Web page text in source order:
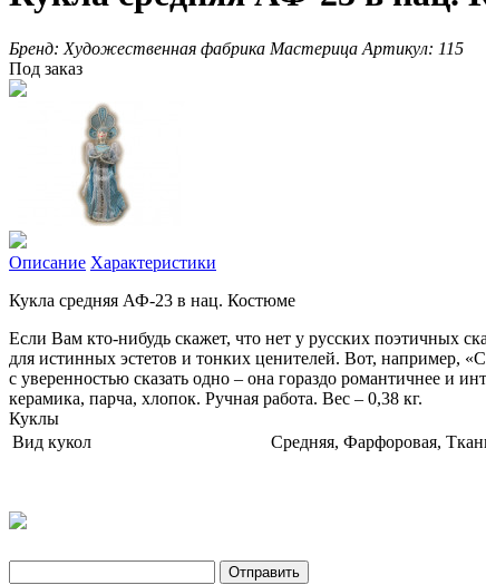
Бренд: Художественная фабрика Мастерица Артикул: 115
Под заказ
Описание Характеристики
Кукла средняя АФ-23 в нац. Костюме
Если Вам кто-нибудь скажет, что нет у русских поэтичных
для истинных эстетов и тонких ценителей. Вот, например,
с уверенностью сказать одно – она гораздо романтичнее и
керамика, парча, хлопок. Ручная работа. Вес – 0,38 кг.
Куклы
Вид кукол
Средняя, Фарфоровая,